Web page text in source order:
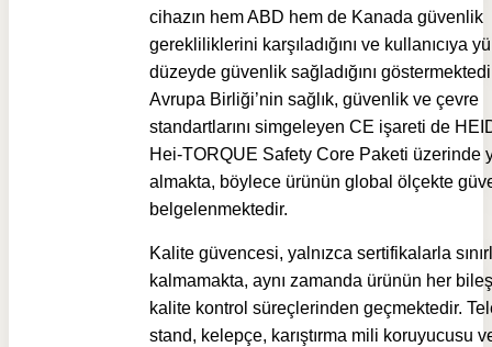
cihazın hem ABD hem de Kanada güvenlik
gerekliliklerini karşıladığını ve kullanıcıya
düzeyde güvenlik sağladığını
Avrupa Birliği’nin sağlık, güvenlik ve çevre
standartlarını simgeleyen CE işareti de
Hei-TORQUE Safety Core Paketi üzerinde
almakta, böylece ürünün global ölçekte
belgelenmektedir.
Kalite güvencesi, yalnızca sertifikalarla
kalmamakta, aynı zamanda ürünün her
kalite kontrol süreçlerinden geçmektedir.
stand, kelepçe, karıştırma mili koruyucusu